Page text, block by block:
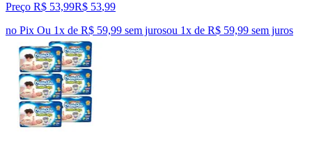
Preço R$ 53,99R$ 53,99
no Pix Ou 1x de R$ 59,99 sem jurosou 1x de R$ 59,99 sem juros